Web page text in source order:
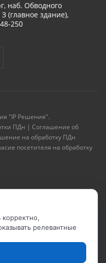
наб. Обводного
(главное здание),
250
"IP Решения".
ПДн | Соглашение об
на обработку ПДн
посетителя на обработку
корректно,
релевантные